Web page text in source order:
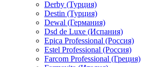
Derby (Турция)
Destin (Турция)
Dewal (Германия)
Dsd de Luxe (Испания)
Epica Professional (Россия)
Estel Professional (Россия)
Farcom Professional (Греция)